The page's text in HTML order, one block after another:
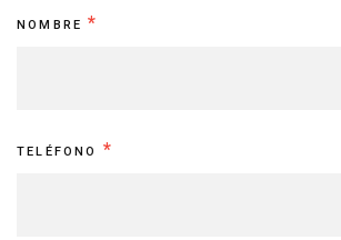
Contacto
NOMBRE*
TELÉFONO *